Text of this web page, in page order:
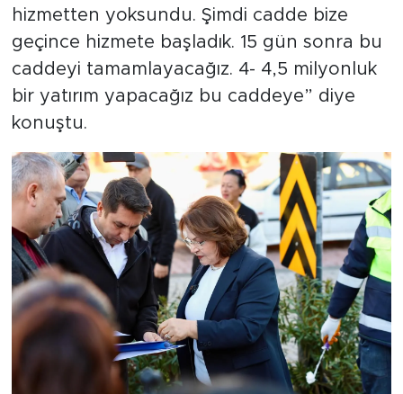
hizmetten yoksundu. Şimdi cadde bize
geçince hizmete başladık. 15 gün sonra bu
caddeyi tamamlayacağız. 4- 4,5 milyonluk
bir yatırım yapacağız bu caddeye” diye
konuştu.